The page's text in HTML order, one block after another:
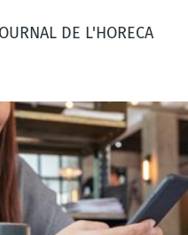
DE L'HORECA
actualités